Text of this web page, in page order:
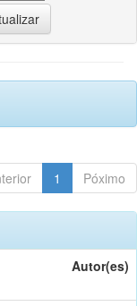
1 Póximo
Autor(es)